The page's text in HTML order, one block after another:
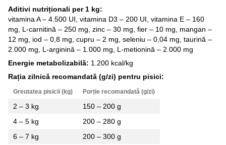
Aditivi nutriționali per 1 kg:
vitamina A – 4.500 UI, vitamina D3 – 200 UI, vitamina E – 160
mg, L-carnitină – 250 mg, zinc – 30 mg, fier – 10 mg, mangan –
12 mg, iod – 0,8 mg, cupru – 2 mg, seleniu – 0,04 mg, taurină –
2.000 mg, L-arginină – 1.000 mg, L-metionină – 2.000 mg
Energie metabolizabilă: 1.200 kcal/kg
Rația zilnică recomandată (g/zi) pentru pisici:
Greutatea pisicii (kg) Porție recomandată (g/zi)
2 – 3 kg
150 – 200 g
4 – 5 kg
200 – 280 g
6 – 7 kg
200 – 300 g